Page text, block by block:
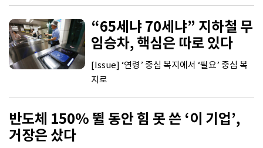
“65세냐 70세냐” 지하철 무
임승차, 핵심은 따로 있다
[Issue] ‘연령’ 중심 복지에서 ‘필요’ 중심 복
지로
반도체 150% 뛸 동안 힘 못 쓴 ‘이 기업’,
거장은 샀다